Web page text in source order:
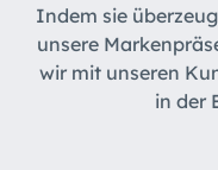
Indem sie
unsere
wir mit unseren
in der